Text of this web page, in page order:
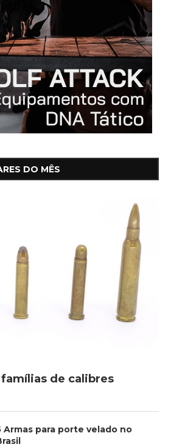
DO MÊS
de calibres
Armas para porte velado no